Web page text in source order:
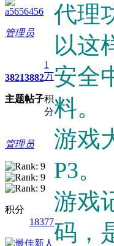
a5656456
管理员
3821
主题
3882
帖子
1
万
积
分
管理员
积分
18377
代理
以这
安全
料。
游戏
P3。
游戏
码，